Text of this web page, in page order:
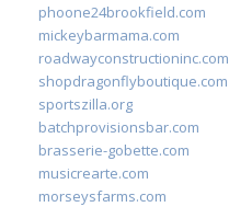
phoone24brookfield.com
mickeybarmama.com
roadwayconstructioninc.com
shopdragonflyboutique.com
sportszilla.org
batchprovisionsbar.com
brasserie-gobette.com
musicrearte.com
morseysfarms.com